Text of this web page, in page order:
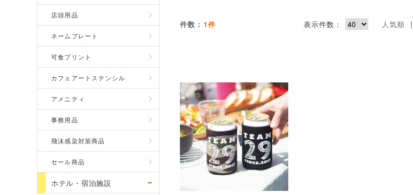
店頭用品
ネームプレート
可食プリント
カフェアートステンシル
アメニティ
事務用品
飛沫感染対策商品
セール商品
ホテル・宿泊施設
件数： 1件 表示件数： 人気順 |